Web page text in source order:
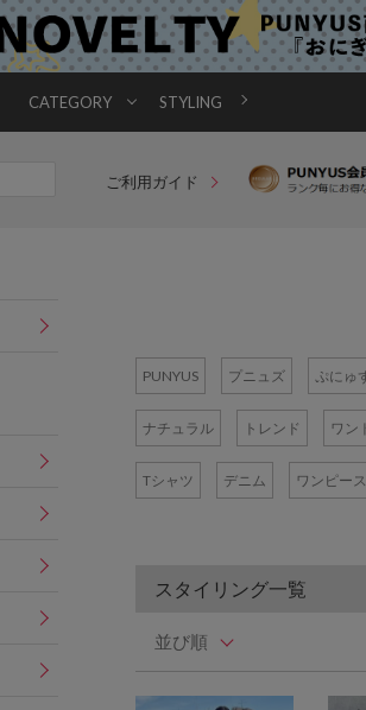
CATEGORY STYLING
ご利用ガイド
PUNYUS プニュズ ぷにゅ
ナチュラル トレンド ワン
Tシャツ デニム ワンピース
スタイリング一覧
並び順